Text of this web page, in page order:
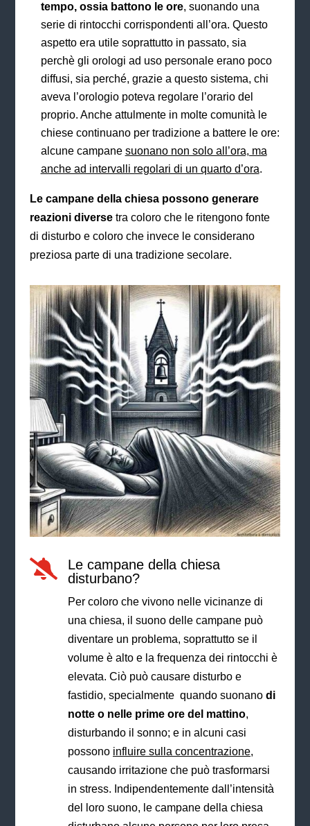
tempo, ossia battono le ore, suonando una
serie di rintocchi corrispondenti all’ora. Questo
aspetto era utile soprattutto in passato, sia
perchè gli orologi ad uso personale erano poco
diffusi, sia perché, grazie a questo sistema, chi
aveva l’orologio poteva regolare l’orario del
proprio. Anche attulmente in molte comunità le
chiese continuano per tradizione a battere le ore:
alcune campane suonano non solo all’ora, ma
anche ad intervalli regolari di un quarto d’ora.
Le campane della chiesa possono generare
reazioni diversetra coloro che le ritengono fonte
di disturbo e coloro che invece le considerano
preziosa parte di una tradizione secolare.

Le campane della chiesa
disturbano?
Per coloro che vivono nelle vicinanze di
una chiesa, il suono delle campane può
diventare un problema, soprattutto se il
volume è alto e la frequenza dei rintocchi è
elevata. Ciò può causare disturbo e
fastidio, specialmente quando suonano di
notte o nelle prime ore del mattino,
disturbando il sonno; e in alcuni casi
possono influire sulla concentrazione,
causando irritazione che può trasformarsi
in stress. Indipendentemente dall’intensità
del loro suono, le campane della chiesa